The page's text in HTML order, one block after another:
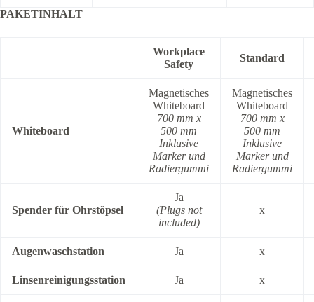
PAKETINHALT
Workplace
Safety
Standard
Whiteboard
Magnetisches
Whiteboard
700 mm x
500 mm
Inklusive
Marker und
Radiergummi
Magnetisches
Whiteboard
700 mm x
500 mm
Inklusive
Marker und
Radiergummi
Spender für Ohrstöpsel
Ja
(Plugs not
included)
x
Augenwaschstation Ja x
Linsenreinigungsstation Ja x